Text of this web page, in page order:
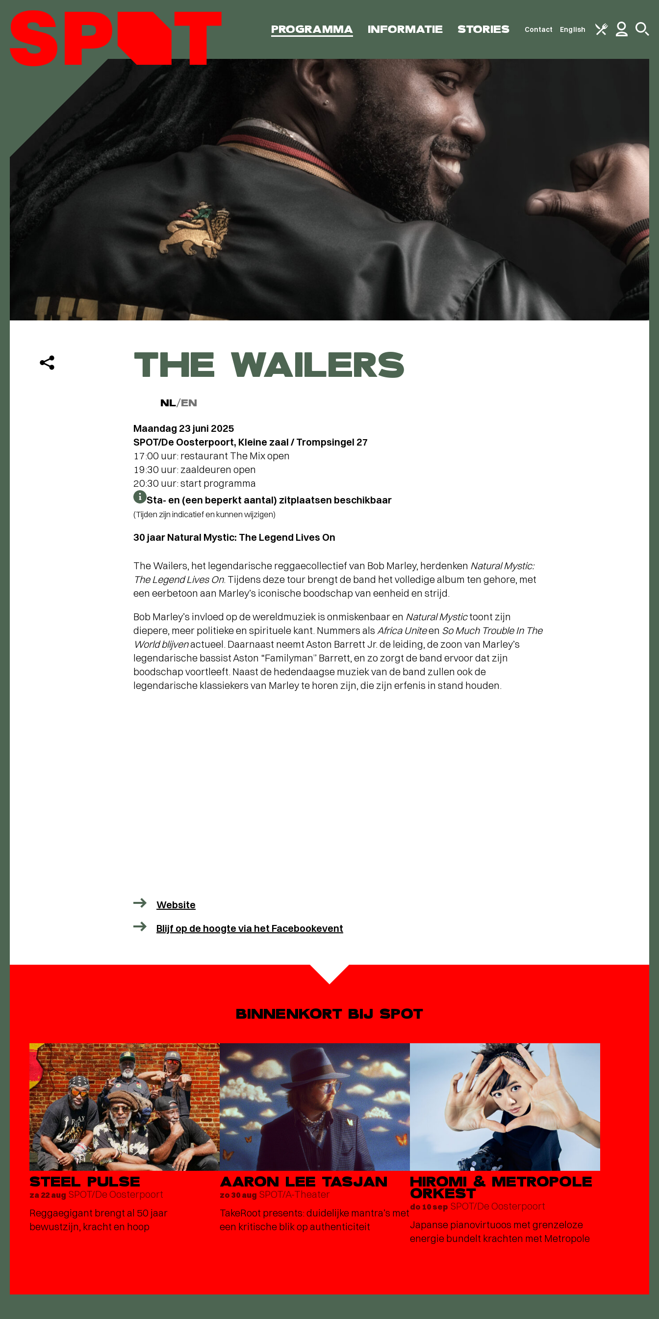
PROGRAMMA INFORMATIE STORIES Contact English
THE WAILERS
NL/EN
Maandag 23 juni 2025
SPOT/De Oosterpoort, Kleine zaal / Trompsingel 27
17:00 uur: restaurant The Mix open
19:30 uur: zaaldeuren open
20:30 uur: start programma
Sta- en (een beperkt aantal) zitplaatsen beschikbaar
(Tijden zijn indicatief en kunnen wijzigen)
30 jaar Natural Mystic: The Legend Lives On
The Wailers, het legendarische reggaecollectief van Bob Marley, herdenken Natural Mystic:
The Legend Lives On. Tijdens deze tour brengt de band het volledige album ten gehore, met
een eerbetoon aan Marley’s iconische boodschap van eenheid en strijd.
Bob Marley’s invloed op de wereldmuziek is onmiskenbaar en Natural Mystictoont zijn
diepere, meer politieke en spirituele kant. Nummers als Africa Uniteen So Much Trouble In The
World blijvenactueel. Daarnaast neemt Aston Barrett Jr. de leiding, de zoon van Marley’s
legendarische bassist Aston “Familyman” Barrett, en zo zorgt de band ervoor dat zijn
boodschap voortleeft. Naast de hedendaagse muziek van de band zullen ook de
legendarische klassiekers van Marley te horen zijn, die zijn erfenis in stand houden.
Website
Blijf op de hoogte via het Facebookevent
BINNENKORT BIJ SPOT
STEEL PULSE
za 22 aug SPOT/De Oosterpoort
Reggaegigant brengt al 50 jaar
bewustzijn, kracht en hoop
AARON LEE TASJAN
zo 30 aug SPOT/A-Theater
TakeRoot presents: duidelijke mantra’s met
een kritische blik op authenticiteit
HIROMI & METROPOLE
ORKEST
do 10 sep SPOT/De Oosterpoort
Japanse pianovirtuoos met grenzeloze
energie bundelt krachten met Metropole